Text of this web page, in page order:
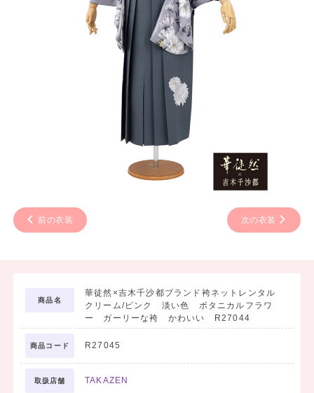
前の衣装 次の衣装
商品名
華徒然×吉木千沙都ブランド袴ネットレンタル
クリーム/ピンク 淡い色 ボタニカルフラワ
ー ガーリーな袴 かわいい R27044
商品コード R27045
取扱店舗 TAKAZEN